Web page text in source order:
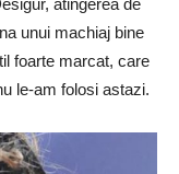
atingerea de
unui machiaj bine
foarte marcat, care
le-am folosi astazi.